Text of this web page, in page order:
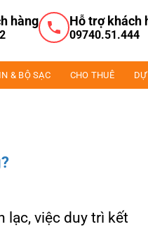
hàng Hỗ trợ khách
09740.51.444
& BỘ SẠC CHO THUÊ
lạc, việc duy trì kết